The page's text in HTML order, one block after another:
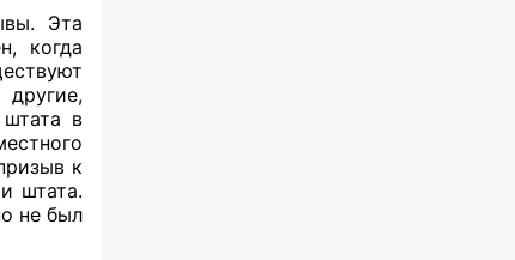
Эта
когда
в
к
штата.
не был